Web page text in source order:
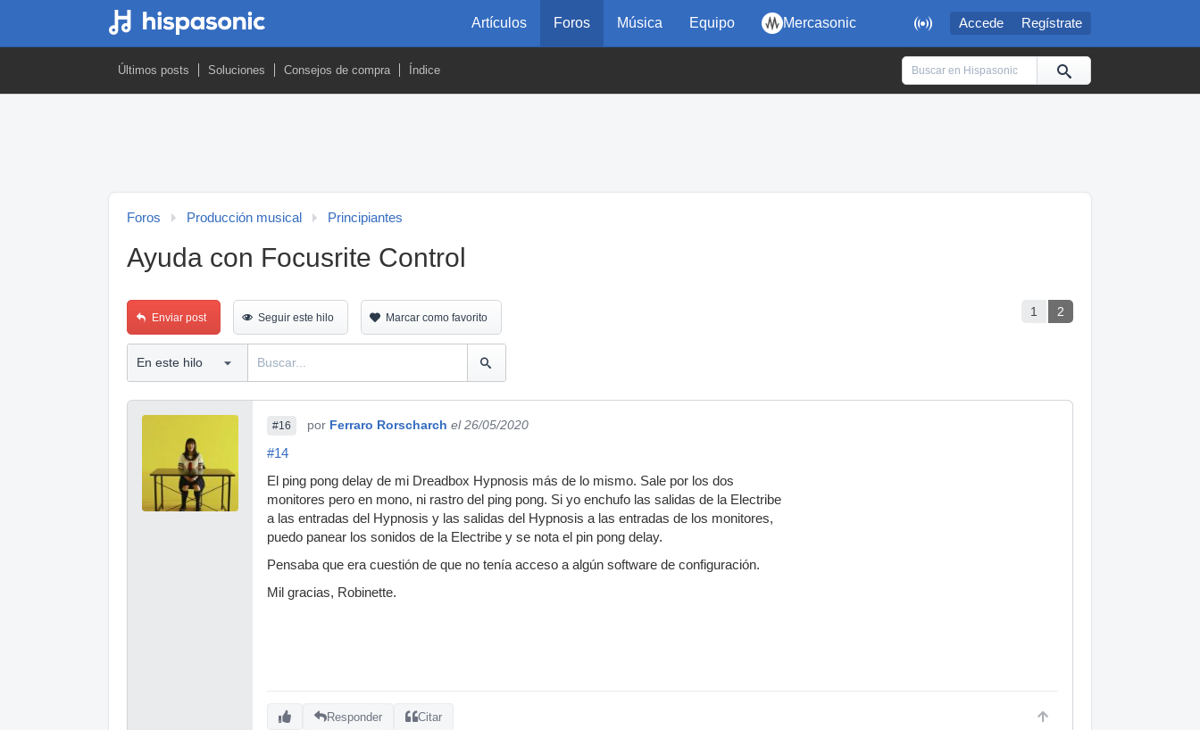
 Accede Regístrate
Artículos Foros Música Equipo Mercasonic
Últimos posts Soluciones Consejos de compra Índice
Foros Producción musical Principiantes
Ayuda con Focusrite Control
1 2
Enviar post Seguir este hilo Marcar como favorito
#16 por Ferraro Rorscharch el 26/05/2020
#14
El ping pong delay de mi Dreadbox Hypnosis más de lo mismo. Sale por los dos
monitores pero en mono, ni rastro del ping pong. Si yo enchufo las salidas de la Electribe
a las entradas del Hypnosis y las salidas del Hypnosis a las entradas de los monitores,
puedo panear los sonidos de la Electribe y se nota el pin pong delay.
Pensaba que era cuestión de que no tenía acceso a algún software de configuración.
Mil gracias, Robinette.
Responder Citar